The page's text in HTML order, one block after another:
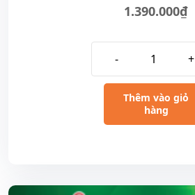
1.390.000₫
- +
Thêm vào giỏ
hàng